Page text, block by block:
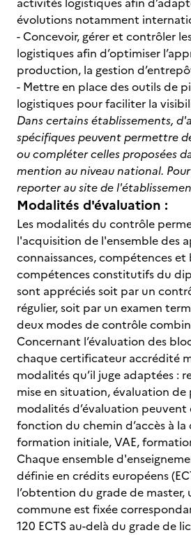
évolutions notamment
- Concevoir, gérer et contrôler
logistiques afin d’optimiser
production, la gestion
- Mettre en place des outils de
logistiques pour faciliter la
Dans certains établissements,
spécifiques peuvent permettre
ou compléter celles proposées
mention au niveau national.
reporter au site de
Modalités d'évaluation :
Les modalités du contrôle
l'acquisition de l'ensemble des
connaissances, compétences et
compétences constitutifs du
sont appréciés soit par un
régulier, soit par un examen
deux modes de contrôle
Concernant l’évaluation des
chaque certificateur accrédité
modalités qu’il juge adaptées :
mise en situation, évaluation de
modalités d’évaluation
fonction du chemin d’accès à
formation initiale, VAE,
Chaque ensemble
définie en crédits européens
l’obtention du grade de master,
commune est fixée
120 ECTS au-delà du grade de